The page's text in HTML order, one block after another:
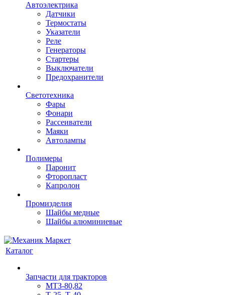
Автоэлектрика
Датчики
Термостаты
Указатели
Реле
Генераторы
Стартеры
Выключатели
Предохранители
Светотехника
Фары
Фонари
Рассеиватели
Маяки
Автолампы
Полимеры
Паронит
Фторопласт
Капролон
Промизделия
Шайбы медные
Шайбы алюминиевые
Каталог
Запчасти для тракторов
МТЗ-80,82